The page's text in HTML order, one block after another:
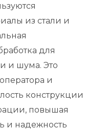
из стали и
для
и шума. Это
и
конструкции
повышая
и надежность